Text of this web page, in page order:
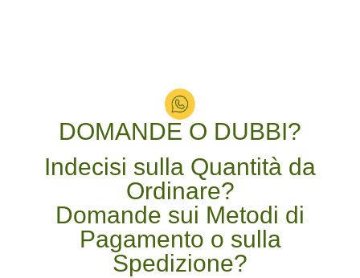
DOMANDE O DUBBI?
Indecisi sulla Quantità da
Ordinare?
Domande sui Metodi di
Pagamento o sulla
Spedizione?